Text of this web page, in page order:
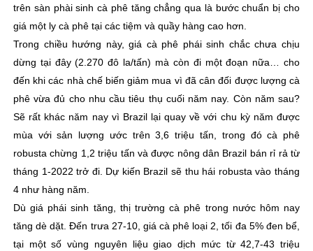
trên sàn phài sinh cà phê tăng chẳng qua là bước chuẩn bị cho
giá một ly cà phê tại các tiệm và quầy hàng cao hơn.
Trong chiều hướng này, giá cà phê phái sinh chắc chưa chịu
dừng tại đây (2.270 đô la/tấn) mà còn đi một đoạn nữa… cho
đến khi các nhà chế biến giảm mua vì đã cân đối được lượng cà
phê vừa đủ cho nhu cầu tiêu thụ cuối năm nay. Còn năm sau?
Sẽ rất khác năm nay vì Brazil lại quay về với chu kỳ năm được
mùa với sản lượng ước trên 3,6 triệu tấn, trong đó cà phê
robusta chừng 1,2 triệu tấn và được nông dân Brazil bán rỉ rả từ
tháng 1-2022 trở đi. Dự kiến Brazil sẽ thu hái robusta vào tháng
4 như hàng năm.
Dù giá phái sinh tăng, thị trường cà phê trong nước hôm nay
tăng dè dặt. Đến trưa 27-10, giá cà phê loại 2, tối đa 5% đen bể,
tại một số vùng nguyên liệu giao dịch mức từ 42,7-43 triệu